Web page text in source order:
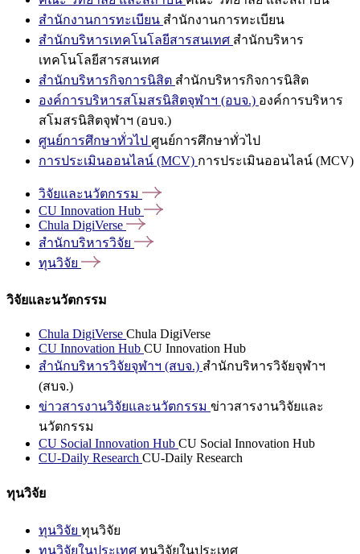
สำนักงานการทะเบียน สำนักงานการทะเบียน
สำนักบริหารเทคโนโลยีสารสนเทศ สำนักบริหาร
เทคโนโลยีสารสนเทศ
สำนักบริหารกิจการนิสิต สำนักบริหารกิจการนิสิต
องค์การบริหารสโมสรนิสิตจุฬาฯ (อบจ.) องค์การบริหาร
สโมสรนิสิตจุฬาฯ (อบจ.)
ศูนย์การศึกษาทั่วไป ศูนย์การศึกษาทั่วไป
การประเมินออนไลน์ (MCV) การประเมินออนไลน์ (MCV)
วิจัยและนวัตกรรม
CU Innovation Hub
Chula DigiVerse
สำนักบริหารวิจัย
ทุนวิจัย
วิจัยและนวัตกรรม
Chula DigiVerse Chula DigiVerse
CU Innovation Hub CU Innovation Hub
สำนักบริหารวิจัยจุฬาฯ (สบจ.) สำนักบริหารวิจัยจุฬาฯ
(สบจ.)
ข่าวสารงานวิจัยและนวัตกรรม ข่าวสารงานวิจัยและ
นวัตกรรม
CU Social Innovation Hub CU Social Innovation Hub
CU-Daily Research CU-Daily Research
ทุนวิจัย
ทุนวิจัย ทุนวิจัย
ทุนวิจัยในประเทศ ทุนวิจัยในประเทศ